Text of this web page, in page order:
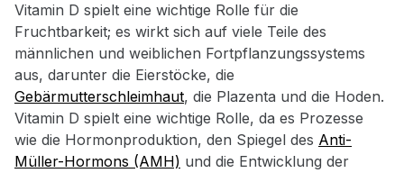
Vitamin D spielt eine wichtige Rolle für die
Fruchtbarkeit; es wirkt sich auf viele Teile des
männlichen und weiblichen Fortpflanzungssystems
aus, darunter die Eierstöcke, die
Gebärmutterschleimhaut, die Plazenta und die Hoden.
Vitamin D spielt eine wichtige Rolle, da es Prozesse
wie die Hormonproduktion, den Spiegel des Anti-
Müller-Hormons (AMH) und die Entwicklung der